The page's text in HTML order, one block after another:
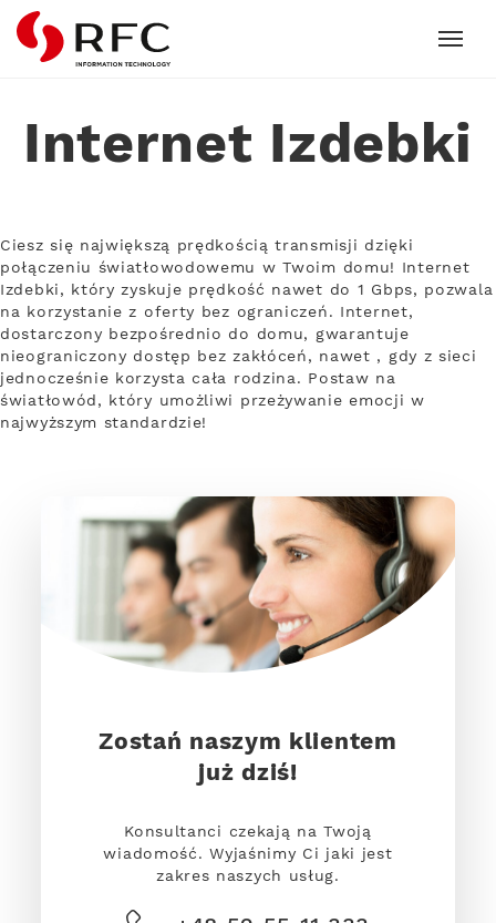
RFC
Internet Izdebki
Ciesz się największą prędkością transmisji dzięki
połączeniu światłowodowemu w Twoim domu! Internet
Izdebki, który zyskuje prędkość nawet do 1 Gbps, pozwala
na korzystanie z oferty bez ograniczeń. Internet,
dostarczony bezpośrednio do domu, gwarantuje
nieograniczony dostęp bez zakłóceń, nawet , gdy z sieci
jednocześnie korzysta cała rodzina. Postaw na
światłowód, który umożliwi przeżywanie emocji w
najwyższym standardzie!
Zostań naszym klientem
już dziś!
Konsultanci czekają na Twoją
wiadomość. Wyjaśnimy Ci jaki jest
zakres naszych usług.